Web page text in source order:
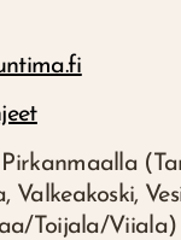
Valkeakoski,
Toijala/Viiala)